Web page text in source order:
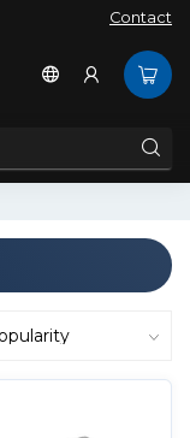
Contact